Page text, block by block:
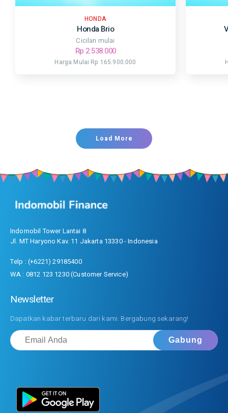
HONDA
Honda Brio
Cicilan mulai
Rp 2.538.000
Harga Mulai Rp 165.900.000
Load More
Indomobil Tower Lantai 8
Jl. MT Haryono Kav. 11 Jakarta 13330 - Indonesia
Telp : (+6221) 29185400
WA : 0812 123 1230 (Customer Service)
Newsletter
Dapatkan kabar terbaru dari kami. Bergabung sekarang!